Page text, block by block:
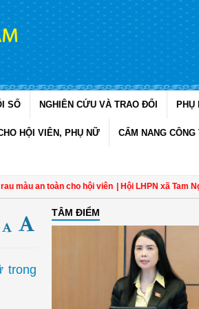
SỐ NGHIÊN CỨU VÀ TRAO ĐỔI PHỤ
HỘI VIÊN, PHỤ NỮ CẨM NANG CÔNG
toàn cho hội viên | Hội LHPN xã Tam Ngãi, Vĩnh
trong
TÂM ĐIỂM